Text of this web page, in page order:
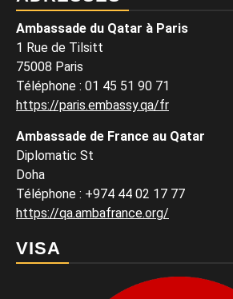
Ambassade du Qatar à Paris
1 Rue de Tilsitt
75008 Paris
Téléphone : 01 45 51 90 71
https://paris.embassy.qa/fr
Ambassade de France au Qatar
Diplomatic St
Doha
Téléphone : +974 44 02 17 77
https://qa.ambafrance.org/
VISA